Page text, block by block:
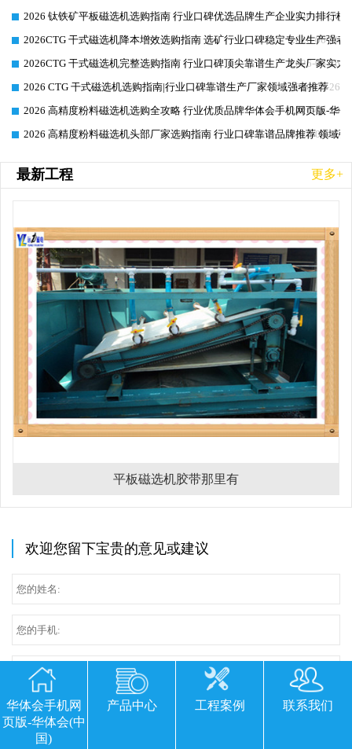
2026-06-26
2026 钛铁矿平板磁选机选购指南 行业口碑优选品牌生产企业实力排行榜
2026-06-26
2026CTG 干式磁选机降本增效选购指南 选矿行业口碑稳定专业生产强者
2026-06-26
2026CTG 干式磁选机完整选购指南 行业口碑顶尖靠谱生产龙头厂家实力
2026-06-26
2026 CTG 干式磁选机选购指南|行业口碑靠谱生产厂家领域强者推荐
2026-06-26
2026 高精度粉料磁选机选购全攻略 行业优质品牌华体会手机网页版-华
2026-06-26
2026 高精度粉料磁选机头部厂家选购指南 行业口碑靠谱品牌推荐 领域
最新工程 更多+
平板磁选机胶带那里有
欢迎您留下宝贵的意见或建议
华体会手机网
页版-华体会(中
国)
产品中心 工程案例 联系我们